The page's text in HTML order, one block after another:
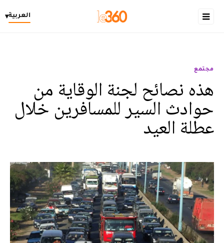
العربية▾
مجتمع
هذه نصائح لجنة الوقاية من
حوادث السير للمسافرين خلال
عطلة العيد